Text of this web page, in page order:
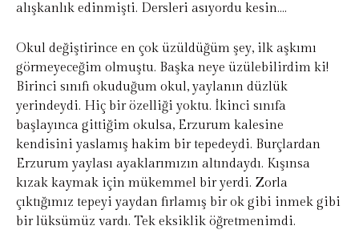
alışkanlık edinmişti. Dersleri asıyordu kesin….
Okul değiştirince en çok üzüldüğüm şey, ilk aşkımı
görmeyeceğim olmuştu. Başka neye üzülebilirdim ki!
Birinci sınıfı okuduğum okul, yaylanın düzlük
yerindeydi. Hiç bir özelliği yoktu. İkinci sınıfa
başlayınca gittiğim okulsa, Erzurum kalesine
kendisini yaslamış hakim bir tepedeydi. Burçlardan
Erzurum yaylası ayaklarımızın altındaydı. Kışınsa
kızak kaymak için mükemmel bir yerdi. Zorla
çıktığımız tepeyi yaydan fırlamış bir ok gibi inmek gibi
bir lüksümüz vardı. Tek eksiklik öğretmenimdi.